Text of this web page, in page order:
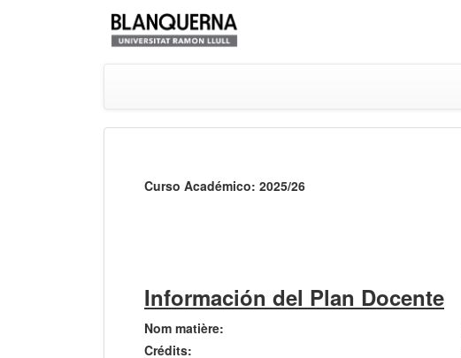
Curso Académico: 2025/26
Información del Plan Docente
Nom matière:
Crédits: